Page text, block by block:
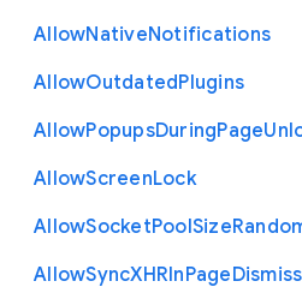
AllowNativeNotifications
AllowOutdatedPlugins
AllowPopupsDuringPage
AllowScreenLock
AllowSocketPoolSize
AllowSyncXHRInPage